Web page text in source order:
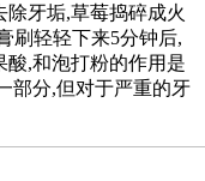
牙垢,草莓捣碎成火
刷轻轻下来5分钟后,
酸,和泡打粉的作用是
部分,但对于严重的牙